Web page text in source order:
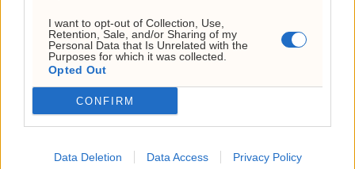
I want to opt-out of Collection, Use,
Retention, Sale, and/or Sharing of my
Personal Data that Is Unrelated with the
Purposes for which it was collected.
Opted Out
CONFIRM
Data Deletion Data Access Privacy Policy
Når Akersgata roper
«ekstremist»